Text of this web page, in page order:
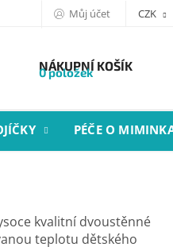
Můj účet CZK
NÁKUPNÍ KOŠÍK
0 položek
PÉČE O
kvalitní dvoustěnné
teplotu dětského